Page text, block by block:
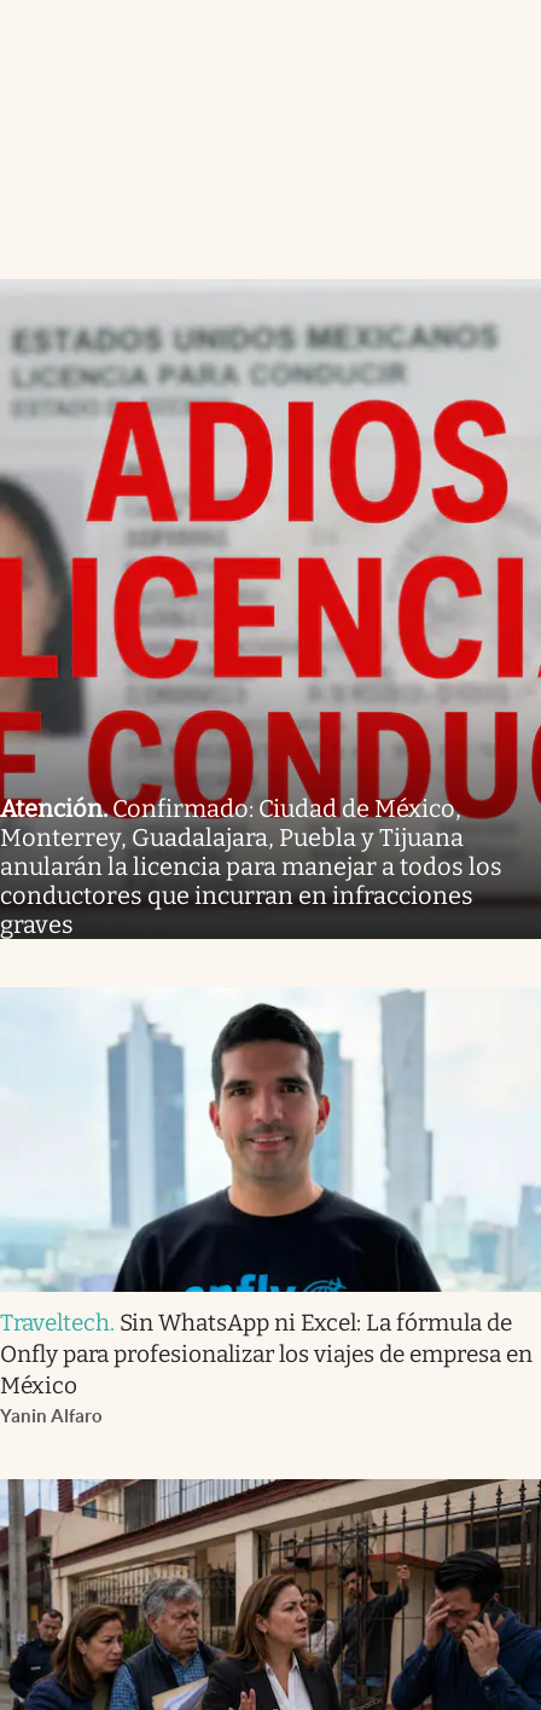
Atención.Confirmado: Ciudad de México,
Monterrey, Guadalajara, Puebla y Tijuana
anularán la licencia para manejar a todos los
conductores que incurran en infracciones
graves
Traveltech. Sin WhatsApp ni Excel: La fórmula de
Onfly para profesionalizar los viajes de empresa en
México
Yanin Alfaro